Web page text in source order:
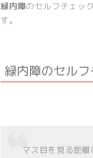
緑内障のセルフチェッ
す。
緑内障のセル
マス目を見る距